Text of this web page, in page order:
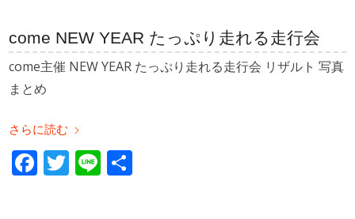
come NEW YEAR たっぷり走れる走行会
come主催 NEW YEAR たっぷり走れる走行会 リザルト 写真
まとめ
さらに読む
Facebook
Twitter
Line